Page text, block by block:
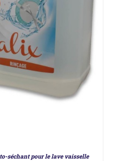
séchant pour le lave vaisselle